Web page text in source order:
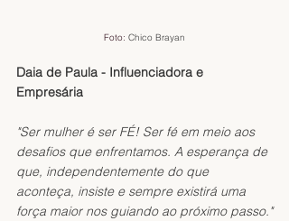
Foto: Chico Brayan
Daia de Paula - Influenciadora e
Empresária
"Ser mulher é ser FÉ! Ser fé em meio aos
desafios que enfrentamos. A esperança de
que, independentemente do que
aconteça, insiste e sempre existirá uma
força maior nos guiando ao próximo passo."